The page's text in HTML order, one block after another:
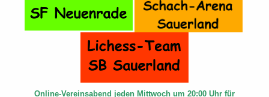
Online-Vereinsabend jeden Mittwoch um 20:00 Uhr für